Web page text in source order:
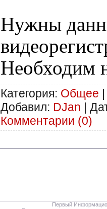
Нужны
Необходим
Категория: Общее |
Добавил: DJan |
Комментарии (0)
Первый